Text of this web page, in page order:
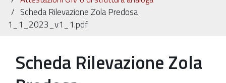
qui: Scheda Rilevazione Zola Predosa
1_1_2023_v1_1.pdf
Scheda Rilevazione Zola